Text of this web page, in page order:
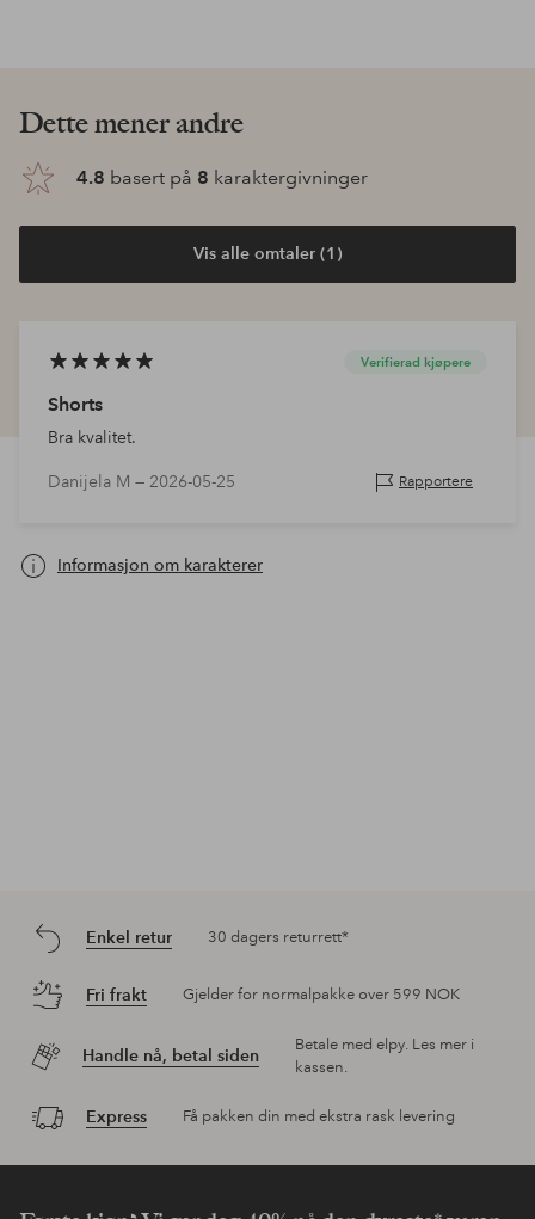
Dette mener andre
4.8 basert på 8 karaktergivninger
Vis alle omtaler (1)
Verifierad kjøpere
Shorts
Bra kvalitet.
Danijela M — 2026-05-25 Rapportere
Informasjon om karakterer
Enkel retur 30 dagers returrett*
Fri frakt Gjelder for normalpakke over 599 NOK
Handle nå, betal siden
Betale med elpy. Les mer i
kassen.
Express Få pakken din med ekstra rask levering